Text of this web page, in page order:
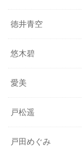
徳井青空
悠木碧
愛美
戸松遥
戸田めぐみ